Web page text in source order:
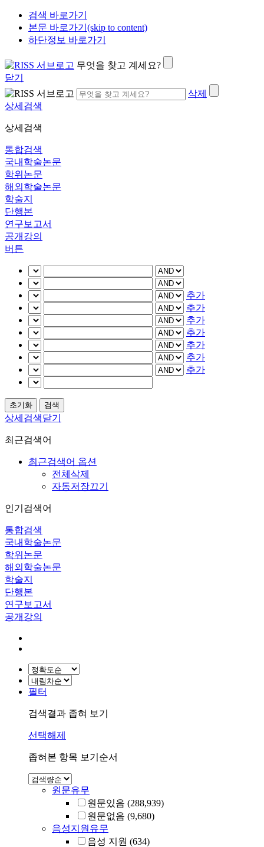
검색 바로가기
본문 바로가기(skip to content)
하단정보 바로가기
무엇을 찾고 계세요?
닫기
삭제
상세검색
상세검색
통합검색
국내학술논문
학위논문
해외학술논문
학술지
단행본
연구보고서
공개강의
버튼
추가
추가
추가
추가
추가
추가
추가
상세검색닫기
최근검색어
최근검색어 옵션
전체삭제
자동저장끄기
인기검색어
통합검색
국내학술논문
학위논문
해외학술논문
학술지
단행본
연구보고서
공개강의
필터
검색결과 좁혀 보기
선택해제
좁혀본 항목 보기순서
원문유무
원문있음 (288,939)
원문없음 (9,680)
음성지원유무
음성 지원 (634)